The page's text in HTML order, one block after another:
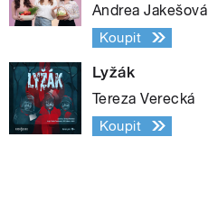
Andrea Jakešová
Koupit
Lyžák
Tereza Verecká
Koupit